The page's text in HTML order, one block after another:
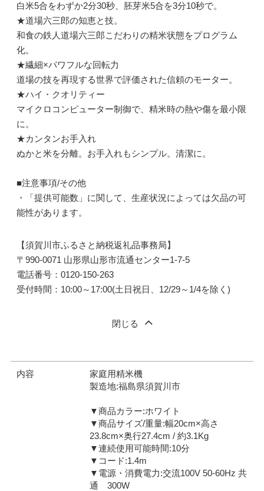
白米5合をわずか2分30秒、胚芽米5合を3分10秒で。
★道場六三郎の知恵と技。
和食の鉄人道場六三郎こだわりの精米状態をプログラム
化。
★繊細×パワフルな回転力
道場の技を再現する世界で評価された信頼のモーター。
★ハイ・クオリティー
マイクロコンピューター制御で、精米時の熱や傷を最小限
に。
★カンタンお手入れ
ぬかと米を分離。お手入れもシンプル。清潔に。
■注意事項/その他
・「提供可能数」に関して、生産状況によっては欠品の可
能性があります。
【須賀川市ふるさと納税返礼品事務局】
〒990-0071 山形県山形市流通センター1-7-5
電話番号：0120-150-263
受付時間：10:00～17:00(土日祝日、12/29～1/4を除く)
閉じる
内容
家庭用精米機
製造地:福島県須賀川市
▼商品カラー:ホワイト
▼商品サイズ/重量:幅20cm×高さ
23.8cm×奥行27.4cm / 約3.1Kg
▼連続使用可能時間:10分
▼コード:1.4m
▼電源・消費電力:交流100V 50-60Hz 共
通 300W